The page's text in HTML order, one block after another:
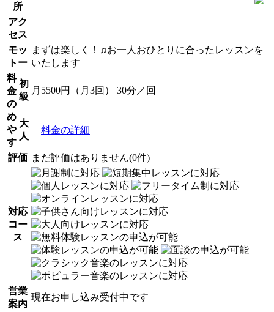
所
アク
セス
モッ
トー
まずは楽しく！♫お一人おひとりに合ったレッスンを
いたします
料
金
の
め
や
す
初
級
月5500円（月3回） 30分／回
大
人
料金の詳細
評価 まだ評価はありません(0件)
対応
コー
ス
営業
案内
現在お申し込み受付中です